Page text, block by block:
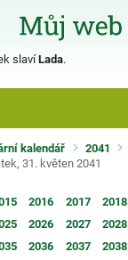
slavíLada.
kalendář 2041
31. květen 2041
2016 2017 2018
2026 2027 2028
2036 2037 2038